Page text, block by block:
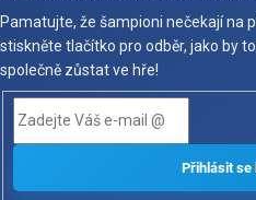
Pamatujte, že šampioni nečekají na
stiskněte tlačítko pro odběr, jako by
společně zůstat ve hře!